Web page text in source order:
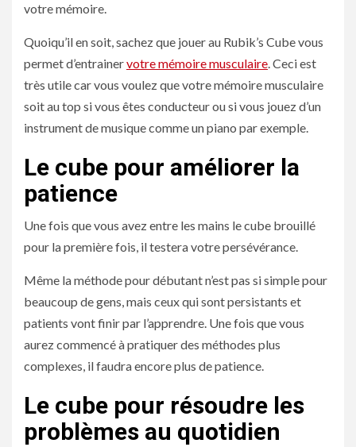
votre mémoire.
Quoiqu’il en soit, sachez que jouer au Rubik’s Cube vous
permet d’entrainervotre mémoire musculaire. Ceci est
très utile car vous voulez que votre mémoire musculaire
soit au top si vous êtes conducteur ou si vous jouez d’un
instrument de musique comme un piano par exemple.
Le cube pour améliorer la
patience
Une fois que vous avez entre les mains le cube brouillé
pour la première fois, il testera votre persévérance.
Même la méthode pour débutant n’est pas si simple pour
beaucoup de gens, mais ceux qui sont persistants et
patients vont finir par l’apprendre. Une fois que vous
aurez commencé à pratiquer des méthodes plus
complexes, il faudra encore plus de patience.
Le cube pour résoudre les
problèmes au quotidien